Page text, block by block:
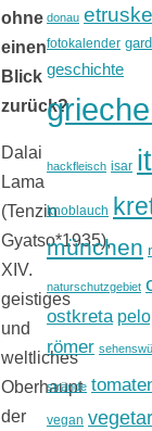
ohne
einen
Blick
zurück?
Dalai
Lama
(Tenzin
Gyatso*1935),
XIV.
geistiges
und
weltliches
Oberhaupt
der
donau
fotokalender
geschichte
hackfleisch isar
knoblauch
münchen
naturschutzgebiet
ostkreta
römer
strände
vegan